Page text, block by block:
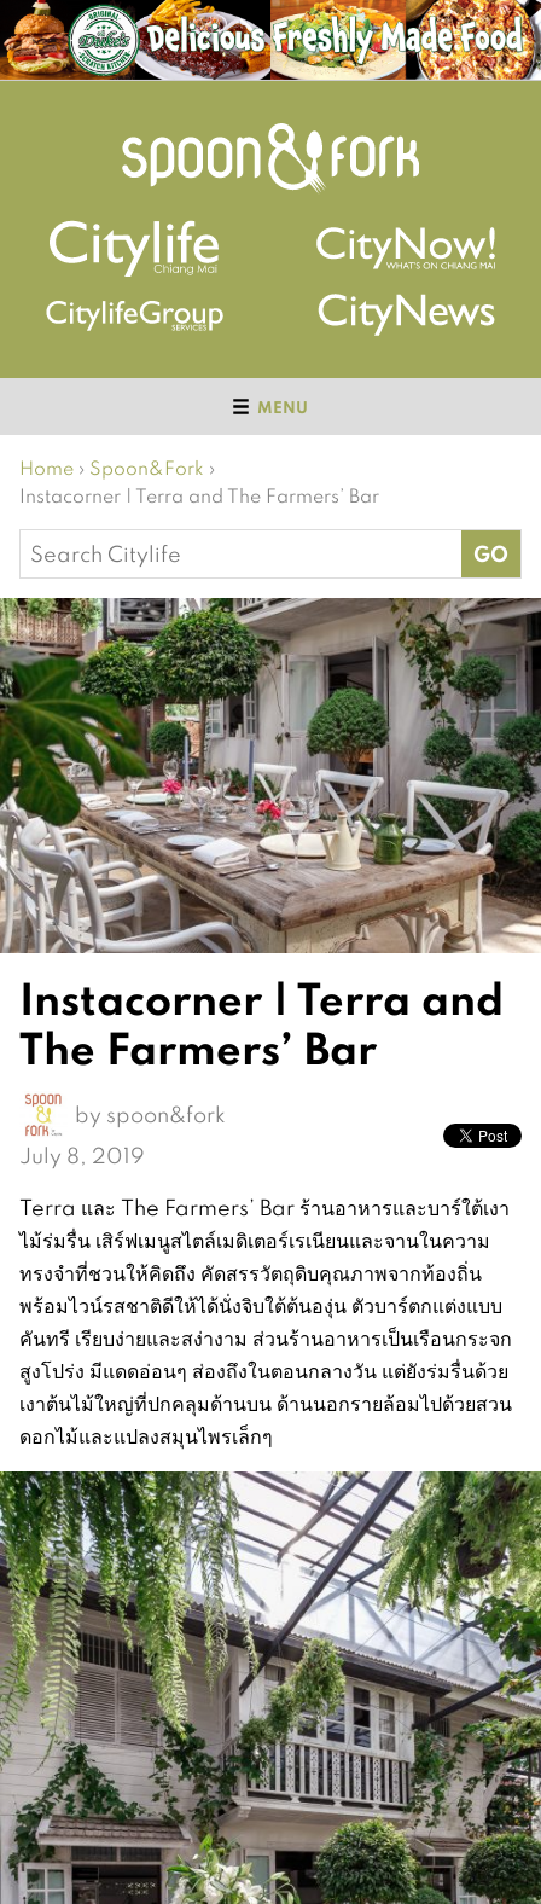
MENU
Home › Spoon&Fork ›
Instacorner | Terra and The Farmers’ Bar
Search
for:
Instacorner | Terra and
The Farmers’ Bar
by spoon&fork
July 8, 2019
Terra และ The Farmers’ Bar ร้านอาหารและบาร์ใต้เงา
ไม้ร่มรื่น เสิร์ฟเมนูสไตล์เมดิเตอร์เรเนียนและจานในความ
ทรงจำที่ชวนให้คิดถึง คัดสรรวัตถุดิบคุณภาพจากท้องถิ่น
พร้อมไวน์รสชาติดีให้ได้นั่งจิบใต้ต้นองุ่น ตัวบาร์ตกแต่งแบบ
คันทรี เรียบง่ายและสง่างาม ส่วนร้านอาหารเป็นเรือนกระจก
สูงโปร่ง มีแดดอ่อนๆ ส่องถึงในตอนกลางวัน แต่ยังร่มรื่นด้วย
เงาต้นไม้ใหญ่ที่ปกคลุมด้านบน ด้านนอกรายล้อมไปด้วยสวน
ดอกไม้และแปลงสมุนไพรเล็กๆ